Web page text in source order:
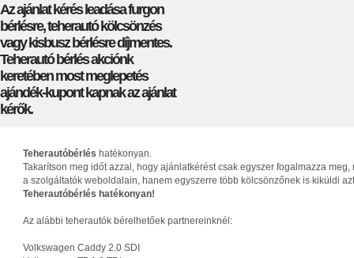
Az ajánlat kérés leadása furgon
bérlésre, teherautó kölcsönzés
vagy kisbusz bérlésre díjmentes.
Teherautó bérlés akciónk
keretében most meglepetés
ajándék-kupont kapnak az ajánlat
kérők.
Teherautóbérlés hatékonyan.
Takarítson meg időt azzal, hogy ajánlatkérést csak egyszer fogalmazza
a szolgáltatók weboldalain, hanem egyszerre több kölcsönzőnek is kiküldi
Teherautóbérlés hatékonyan!
Az alábbi teherautók bérelhetőek partnereinknél:
Volkswagen Caddy 2.0 SDI